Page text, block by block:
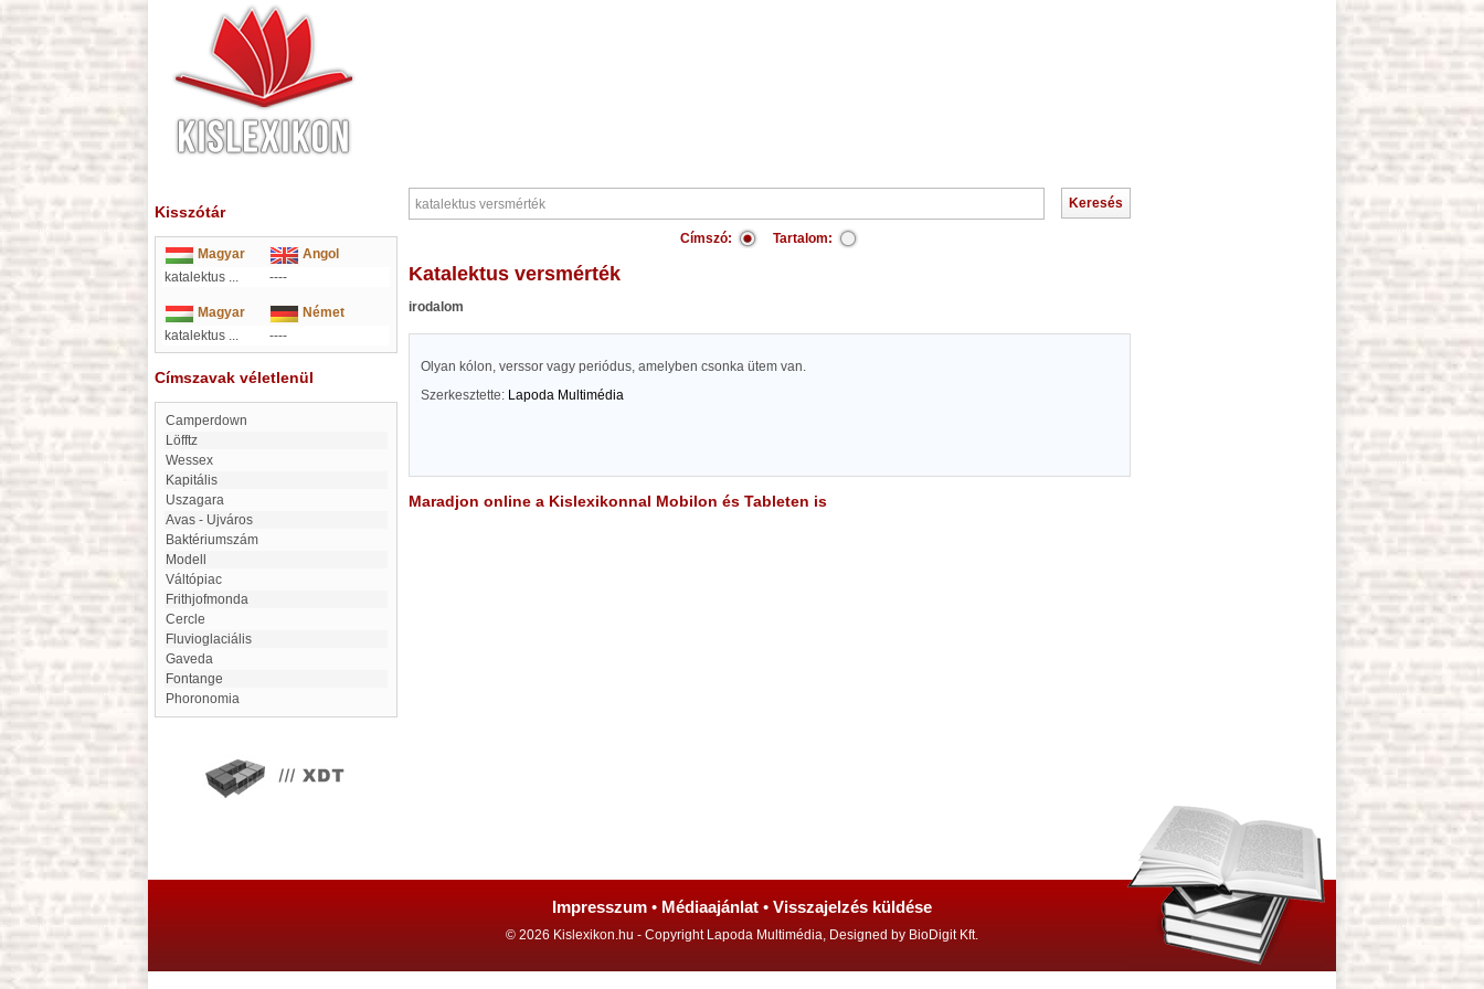
Kisszótár
Magyar
Angol
katalektus ...
----
Magyar
Német
katalektus ...
----
Címszavak véletlenül
Camperdown
Löfftz
Wessex
kapitális
Uszagara
Avas - Ujváros
Baktériumszám
modell
Váltópiac
Frithjofmonda
cercle
fluvioglaciális
Gaveda
fontange
Phoronomia
Címszó: Tartalom:
katalektus versmérték
irodalom
Olyan kólon, verssor vagy periódus, amelyben csonka ütem van.
Szerkesztette: Lapoda Multimédia
Maradjon online a Kislexikonnal Mobilon és Tableten is
Impresszum • Médiaajánlat • Visszajelzés küldése
© 2026 Kislexikon.hu - Copyright Lapoda Multimédia, Designed by BioDigit Kft.